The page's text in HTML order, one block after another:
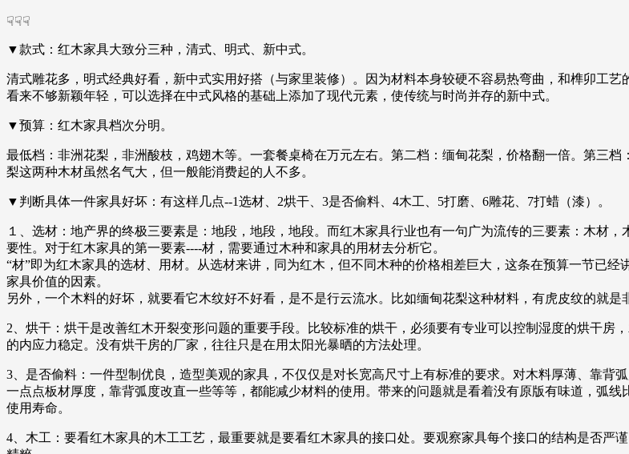
☟☟☟
▼款式：红木家具大致分三种，清式、明式、新中式。
清式雕花多，明式经典好看，新中式实用好搭（与家里装修）。因为材料本身较硬不容易热弯曲，和榫卯工
看来不够新颖年轻，可以选择在中式风格的基础上添加了现代元素，使传统与时尚并存的新中式。
▼预算：红木家具档次分明。
最低档：非洲花梨，非洲酸枝，鸡翅木等。一套餐桌椅在万元左右。第二档：缅甸花梨，价格翻一倍。第三
梨这两种木材虽然名气大，但一般能消费起的人不多。
▼判断具体一件家具好坏：有这样几点--1选材、2烘干、3是否偷料、4木工、5打磨、6雕花、7打蜡（漆）。
１、选材：地产界的终极三要素是：地段，地段，地段。而红木家具行业也有一句广为流传的三要素：木材
要性。对于红木家具的第一要素----材，需要通过木种和家具的用材去分析它。
“材”即为红木家具的选材、用材。从选材来讲，同为红木，但不同木种的价格相差巨大，这条在预算一节已
家具价值的因素。
另外，一个木料的好坏，就要看它木纹好不好看，是不是行云流水。比如缅甸花梨这种材料，有虎皮纹的就是
2、烘干：烘干是改善红木开裂变形问题的重要手段。比较标准的烘干，必须要有专业可以控制湿度的烘干房
的内应力稳定。没有烘干房的厂家，往往只是在用太阳光暴晒的方法处理。
3、是否偷料：一件型制优良，造型美观的家具，不仅仅是对长宽高尺寸上有标准的要求。对木料厚薄、靠背
一点点板材厚度，靠背弧度改直一些等等，都能减少材料的使用。带来的问题就是看着没有原版有味道，弧
使用寿命。
4、木工：要看红木家具的木工工艺，最重要就是要看红木家具的接口处。要观察家具每个接口的结构是否严